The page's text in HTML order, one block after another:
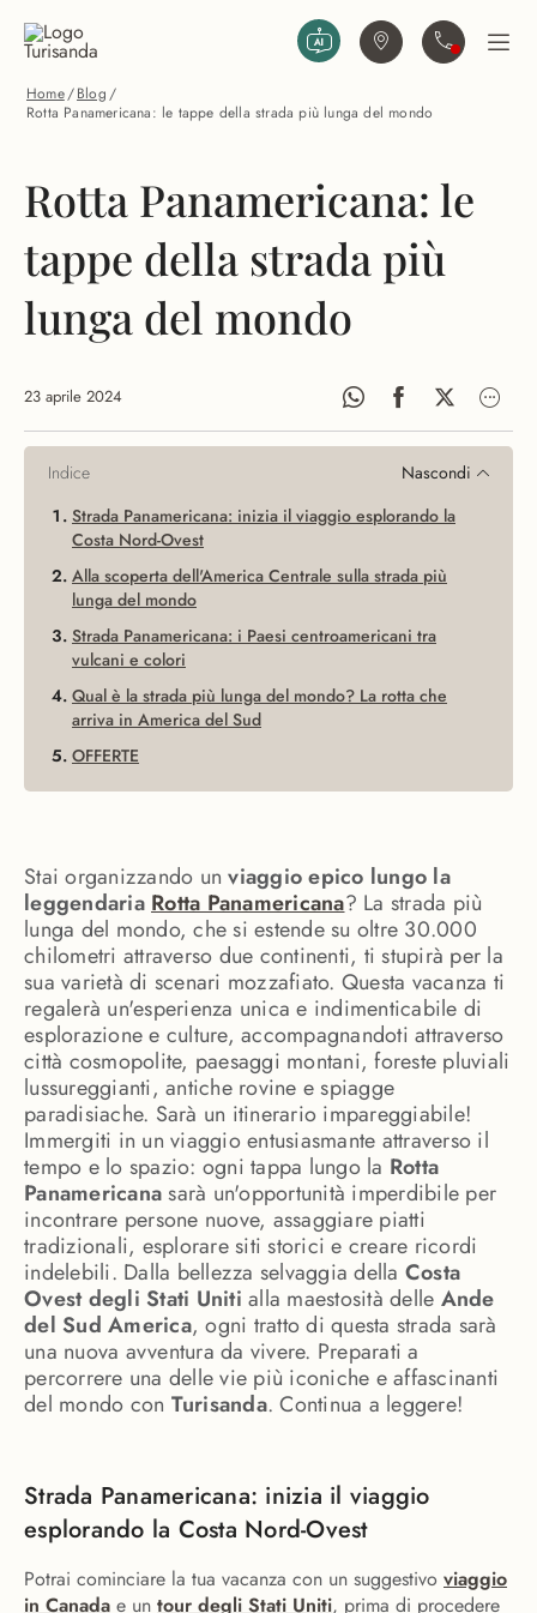
Trova agenziaContattaciApri
Home/Blog/
Rotta Panamericana: le tappe della strada più lunga del mondo
Rotta Panamericana: le
tappe della strada più
lunga del mondo
23 aprile 2024
Indice
Nascondi
Strada Panamericana: inizia il viaggio esplorando la
Costa Nord-Ovest
Alla scoperta dell'America Centrale sulla strada più
lunga del mondo
Strada Panamericana: i Paesi centroamericani tra
vulcani e colori
Qual è la strada più lunga del mondo? La rotta che
arriva in America del Sud
OFFERTE
Stai organizzando unviaggio epico lungo la
leggendaria Rotta Panamericana? La strada più
lunga del mondo, che si estende su oltre 30.000
chilometri attraverso due continenti, ti stupirà per la
sua varietà di scenari mozzafiato. Questa vacanza ti
regalerà un'esperienza unica e indimenticabile di
esplorazione e culture, accompagnandoti attraverso
città cosmopolite, paesaggi montani, foreste pluviali
lussureggianti, antiche rovine e spiagge
paradisiache. Sarà un itinerario impareggiabile!
Immergiti in un viaggio entusiasmante attraverso il
tempo e lo spazio: ogni tappa lungo la Rotta
Panamericanasarà un'opportunità imperdibile per
incontrare persone nuove, assaggiare piatti
tradizionali, esplorare siti storici e creare ricordi
indelebili. Dalla bellezza selvaggia della Costa
Ovest degli Stati Uniti alla maestosità delle Ande
del Sud America, ogni tratto di questa strada sarà
una nuova avventura da vivere. Preparati a
percorrere una delle vie più iconiche e affascinanti
del mondo con Turisanda. Continua a leggere!
Strada Panamericana: inizia il viaggio
esplorando la Costa Nord-Ovest
Potrai cominciare la tua vacanza con un suggestivo viaggio
in Canada e un tour degli Stati Uniti, prima di procedere